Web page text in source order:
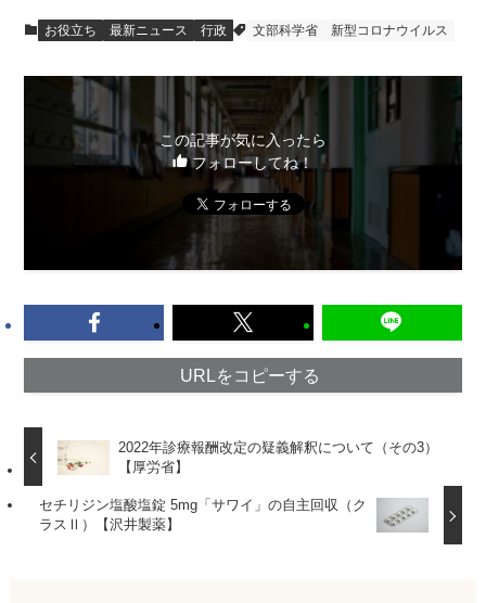
お役立ち 最新ニュース 行政 文部科学省 新型コロナウイルス
この記事が気に入ったら
フォローしてね！
URLをコピーする
2022年診療報酬改定の疑義解釈について（その3）
【厚労省】
セチリジン塩酸塩錠 5mg「サワイ」の自主回収（ク
ラスⅡ）【沢井製薬】